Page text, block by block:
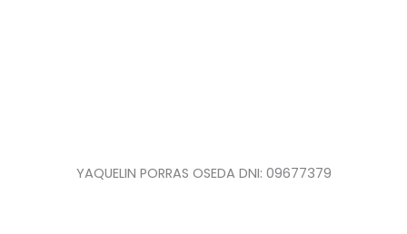
YAQUELIN PORRAS OSEDA DNI: 09677379